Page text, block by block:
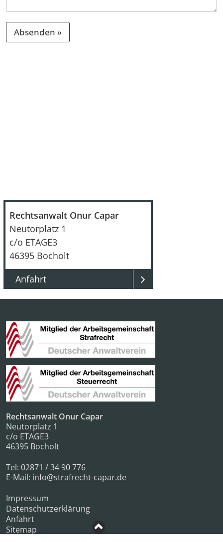
Absenden »
e
Rechtsanwalt Onur Capar
Neutorplatz 1
c/o ETAGE3
46395 Bocholt
Anfahrt
Rechtsanwalt Onur Capar
Neutorplatz 1
c/o ETAGE3
46395 Bocholt
Tel: 02871 / 34 90 776
E-Mail: info@strafrecht-capar.de
Impressum
Datenschutzerklärung
Anfahrt
Sitemap